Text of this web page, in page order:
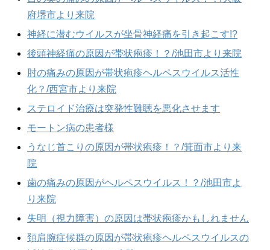
府堺市より来院
神経に潜むウイルスが坐骨神経痛を引き起こす!?
後頭神経痛の原因が帯状疱疹！？/池田市より来院
肘の痛みの原因が帯状疱疹ヘルペスウイルス活性
化？/西宮市より来院
ステロイド治療は突発性難聴を悪化させます
モートン病の患者様
うなじ首こりの原因が帯状疱疹！？/箕面市より来
院
歯の痛みの原因がヘルペスウイルス！？/池田市よ
り来院
失明（視力障害）の原因は帯状疱疹かもしれません
頚肩腕症候群の原因が帯状疱疹ヘルペスウイルスの